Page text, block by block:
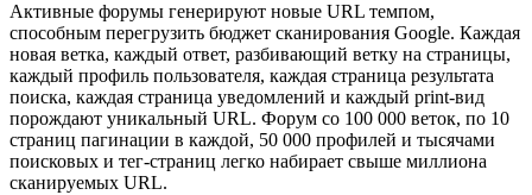
Активные форумы генерируют новые URL темпом,
способным перегрузить бюджет сканирования Google. Каждая
новая ветка, каждый ответ, разбивающий ветку на страницы,
каждый профиль пользователя, каждая страница результата
поиска, каждая страница уведомлений и каждый print-вид
порождают уникальный URL. Форум со 100 000 веток, по 10
страниц пагинации в каждой, 50 000 профилей и тысячами
поисковых и тег-страниц легко набирает свыше миллиона
сканируемых URL.